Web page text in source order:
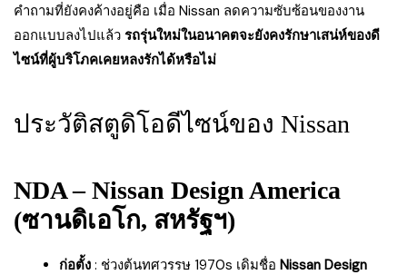
คำถามที่ยังคงค้างอยู่คือ เมื่อ Nissan ลดความซับซ้อนของงาน
ออกแบบลงไปแล้ว รถรุ่นใหม่ในอนาคตจะยังคงรักษาเสน่ห์ของดี
ไซน์ที่ผู้บริโภคเคยหลงรักได้หรือไม่
ประวัติสตูดิโอดีไซน์ของ Nissan
NDA – Nissan Design America
(ซานดิเอโก, สหรัฐฯ)
ก่อตั้ง : ช่วงต้นทศวรรษ 1970s เดิมชื่อ Nissan Design